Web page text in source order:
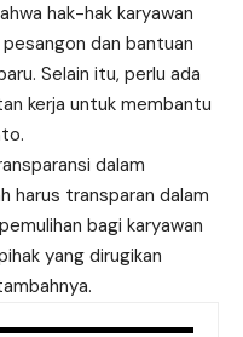
hak-hak karyawan
dan bantuan
Selain itu, perlu ada
kerja untuk membantu
dalam
harus transparan dalam
bagi karyawan
yang dirugikan